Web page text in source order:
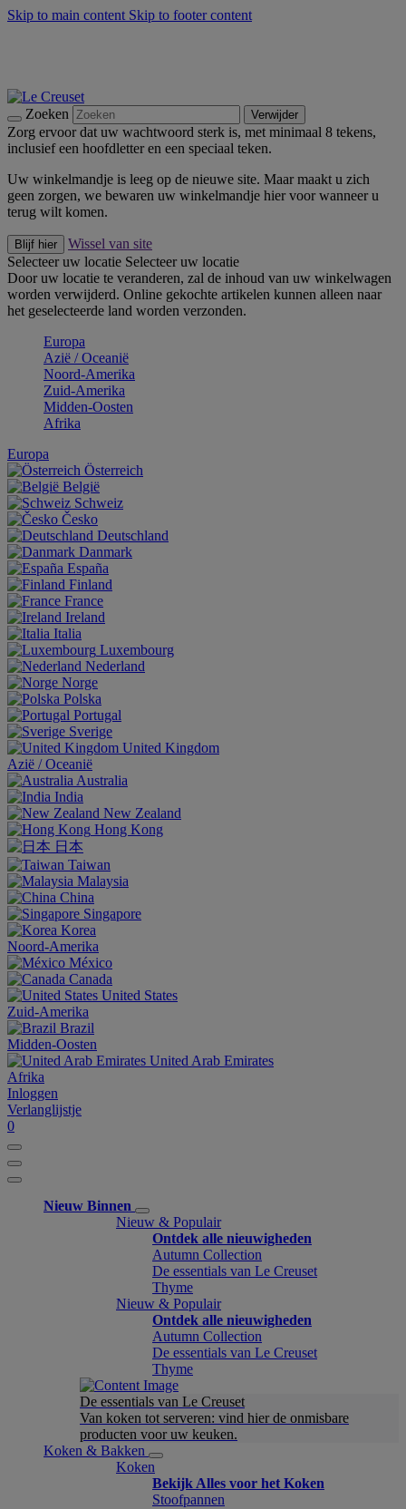
Skip to main content Skip to footer content
Zoeken Verwijder
Zorg ervoor dat uw wachtwoord sterk is, met minimaal 8 tekens,
inclusief een hoofdletter en een speciaal teken.
Uw winkelmandje is leeg op de nieuwe site. Maar maakt u zich
geen zorgen, we bewaren uw winkelmandje hier voor wanneer u
terug wilt komen.
Blijf hier
Wissel van site
Selecteer uw locatie Selecteer uw locatie
Door uw locatie te veranderen, zal de inhoud van uw winkelwagen
worden verwijderd. Online gekochte artikelen kunnen alleen naar
het geselecteerde land worden verzonden.
Europa
Aziё / Oceaniё
Noord-Amerika
Zuid-Amerika
Midden-Oosten
Afrika
Europa
Österreich
België
Schweiz
Česko
Deutschland
Danmark
España
Finland
France
Ireland
Italia
Luxembourg
Nederland
Norge
Polska
Portugal
Sverige
United Kingdom
Aziё / Oceaniё
Australia
India
New Zealand
Hong Kong
日本
Taiwan
Malaysia
China
Singapore
Korea
Noord-Amerika
México
Canada
United States
Zuid-Amerika
Brazil
Midden-Oosten
United Arab Emirates
Afrika
Inloggen
Verlanglijstje
0
Nieuw Binnen
Nieuw & Populair
Ontdek alle nieuwigheden
Autumn Collection
De essentials van Le Creuset
Thyme
Nieuw & Populair
Ontdek alle nieuwigheden
Autumn Collection
De essentials van Le Creuset
Thyme
De essentials van Le Creuset
Van koken tot serveren: vind hier de onmisbare
producten voor uw keuken.
Koken & Bakken
Koken
Bekijk Alles voor het Koken
Stoofpannen